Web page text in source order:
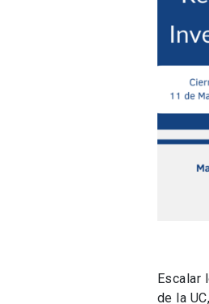
Escalar
de la